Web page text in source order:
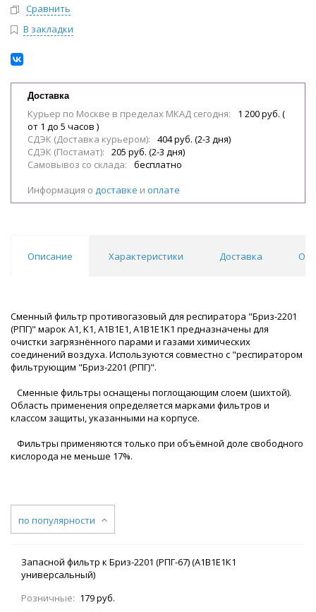
Сравнить
В закладки
Доставка
Курьер по Москве в пределах МКАД сегодня:
1 200 руб. (
от 1 до 5 часов )
СДЭК (Доставка курьером):
404 руб. (2-3 дня)
СДЭК (Постамат):
205 руб. (2-3 дня)
Самовывоз со склада:
бесплатно
Информация о доставке и оплате
Описание Характеристики Доставка
Сменный фильтр противогазовый для респиратора "Бриз-2201
(РПГ)" марок A1, K1, A1B1E1, A1B1E1K1 предназначены для
очистки загрязнённого парами и газами химических
соединений воздуха. Используются совместно с "респиратором
фильтрующим "Бриз-2201 (РПГ)".
Сменные фильтры оснащены поглощающим слоем (шихтой).
Область применения определяется марками фильтров и
классом защиты, указанными на корпусе.
Фильтры применяются только при объёмной доле свободного
кислорода не меньше 17%.
по популярности
Запасной фильтр к Бриз-2201 (РПГ-67) (А1В1Е1К1
универсальный)
Розничные: 179 руб.